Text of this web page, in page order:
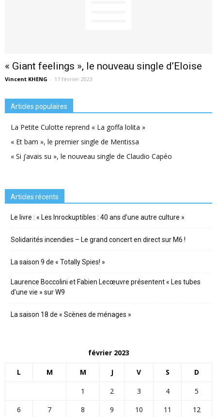
« Giant feelings », le nouveau single d’Eloise
Vincent KHENG - 17 février 2023
Articles populaires
La Petite Culotte reprend « La goffa lolita »
« Et bam », le premier single de Mentissa
« Si j’avais su », le nouveau single de Claudio Capéo
Articles récents
Le livre : « Les Inrockuptibles : 40 ans d’une autre culture »
Solidarités incendies – Le grand concert en direct sur M6 !
La saison 9 de « Totally Spies! »
Laurence Boccolini et Fabien Lecœuvre présentent « Les tubes
d’une vie » sur W9
La saison 18 de « Scènes de ménages »
février 2023
L M M J V S D
1 2 3 4
5
6
7 8 9 10 11
12